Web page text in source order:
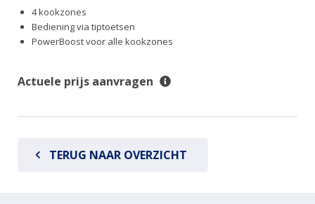
4 kookzones
Bediening via tiptoetsen
PowerBoost voor alle kookzones
Actuele prijs aanvragen
TERUG NAAR OVERZICHT